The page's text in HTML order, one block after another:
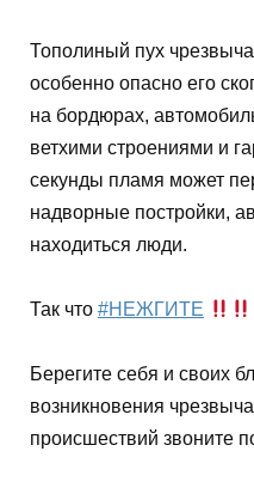
Тополиный пух
особенно опасно его
на бордюрах,
ветхими строениями и
секунды пламя может
надворные постройки,
находиться люди.
Так что #НЕЖГИТЕ
Берегите себя и своих
возникновения
происшествий звоните